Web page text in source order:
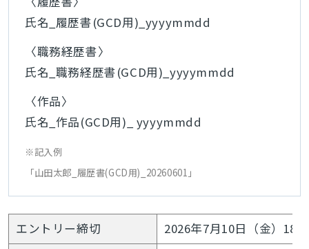
氏名_履歴書(GCD用)_yyyymmdd
〈職務経歴書〉
氏名_職務経歴書(GCD用)_yyyymmdd
〈作品〉
氏名_作品(GCD用)_ yyyymmdd
※記入例
「山田太郎_履歴書(GCD用)_20260601」
エントリー締切 2026年7月10日（金）18時
とじる